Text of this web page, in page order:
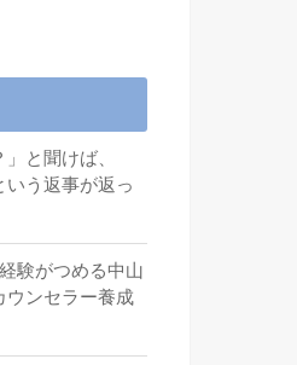
」と聞けば、
いう返事が返っ
験がつめる中山
ウンセラー養成